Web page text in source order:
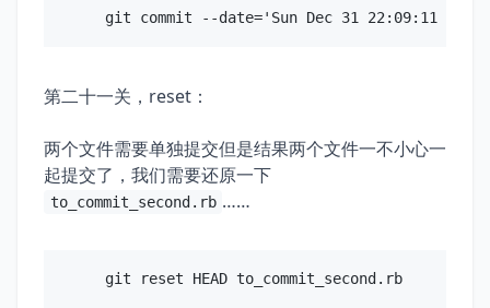
第二十一关，reset：
两个文件需要单独提交但是结果两个文件一不小心一
起提交了，我们需要还原一下
to_commit_second.rb ……